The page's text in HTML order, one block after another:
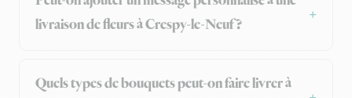
livraison de fleurs à Crespy-le-Neuf ?
Quels types de bouquets peut-on faire livrer à